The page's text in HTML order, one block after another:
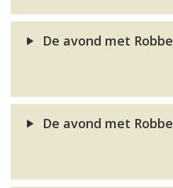
De avond met
De avond met